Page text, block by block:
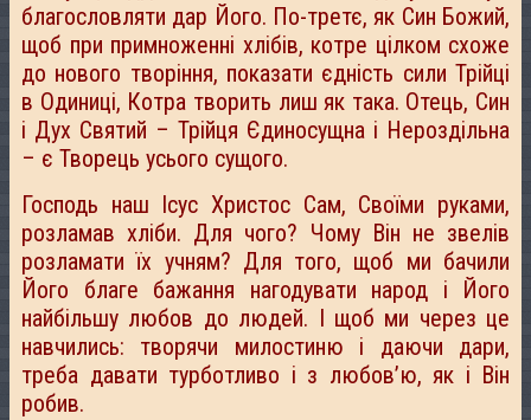
благословляти дар Його. По-третє, як Син Божий,
щоб при примноженні хлібів, котре цілком схоже
до нового творіння, показати єдність сили Трійці
в Одиниці, Котра творить лиш як така. Отець, Син
і Дух Святий – Трійця Єдиносущна і Нероздільна
– є Творець усього сущого.
Господь наш Ісус Христос Сам, Своїми руками,
розламав хліби. Для чого? Чому Він не звелів
розламати їх учням? Для того, щоб ми бачили
Його благе бажання нагодувати народ і Його
найбільшу любов до людей. І щоб ми через це
навчились: творячи милостиню і даючи дари,
треба давати турботливо і з любов’ю, як і Він
робив.